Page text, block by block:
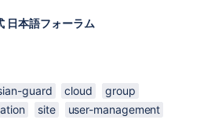
日本語フォーラム
guard cloud
group
site user-management